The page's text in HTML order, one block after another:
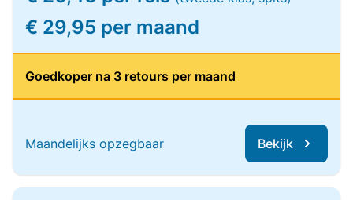
€ 29,95 per maand
Goedkoper na 3 retours per maand
Maandelijks opzegbaar Bekijk